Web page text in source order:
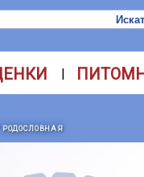
|
РОДОСЛОВНАЯ